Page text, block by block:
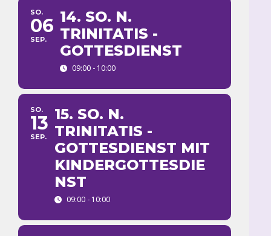
SO.
06
SEP.
14. SO. N.
TRINITATIS -
GOTTESDIENST
09:00 - 10:00
SO.
13
SEP.
15. SO. N.
TRINITATIS -
GOTTESDIENST MIT
KINDERGOTTESDIE
NST
09:00 - 10:00